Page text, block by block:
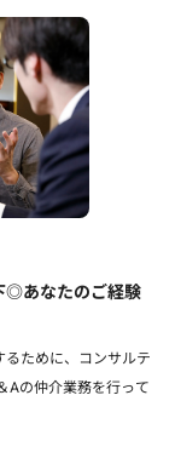
◎あなたのご経験
るために、コンサルテ
Aの仲介業務を行って